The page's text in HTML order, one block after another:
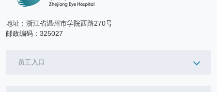
地址：浙江省温州市学院西路270号
邮政编码：325027
员工入口